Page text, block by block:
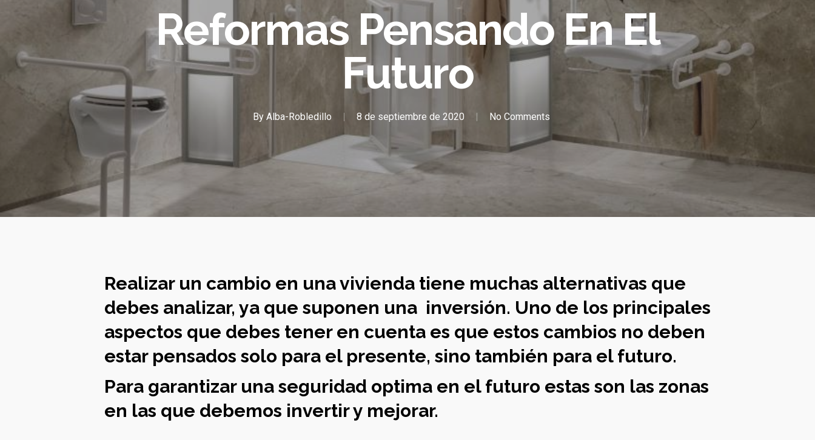
Reformas Pensando En El
Futuro
By Alba-Robledillo 8 de septiembre de 2020 No Comments
Realizar un cambio en una vivienda tiene muchas alternativas que
debes analizar, ya que suponen una inversión. Uno de los principales
aspectos que debes tener en cuenta es que estos cambios no deben
estar pensados solo para el presente, sino también para el futuro.
Para garantizar una seguridad optima en el futuro estas son las zonas
en las que debemos invertir y mejorar.